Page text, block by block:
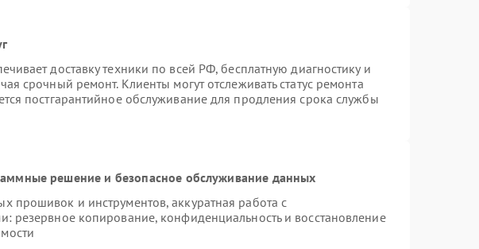
доставку техники по всей РФ, бесплатную диагностику и
срочный ремонт. Клиенты могут отслеживать статус ремонта
постгарантийное обслуживание для продления срока службы
решение и безопасное обслуживание данных
прошивок и инструментов, аккуратная работа с
резервное копирование, конфиденциальность и восстановление